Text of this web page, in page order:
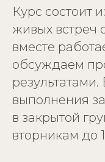
Курс состоит
живых встреч
вместе
обсуждаем
выполнения
в закрытой
вторникам до